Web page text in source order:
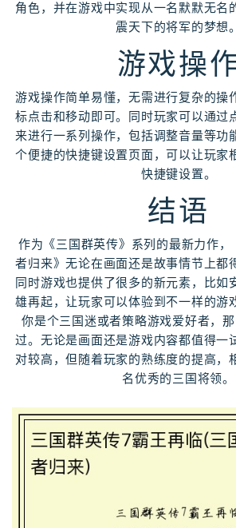
角色，并在游戏中实现从一名默默无名
震天下的将军的梦想。
游戏操
游戏操作简单易懂，无需进行复杂的操
标点击和移动即可。同时玩家可以通过
来进行一系列操作，包括调整音量等功
个便捷的快捷键设置页面，可以让玩家
快捷键设置。
结语
作为《三国群英传》系列的最新力作，
者归来》无论在画面还是故事情节上都
同时游戏也提供了很多的新元素，比如
雄再起，让玩家可以体验到不一样的游
你是个三国迷或者策略游戏爱好者，
过。无论是画面还是游戏内容都值得一
对较高，但随着玩家的熟练度的提高，
名优秀的三国将领。